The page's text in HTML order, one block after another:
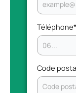
Téléphone*
Code